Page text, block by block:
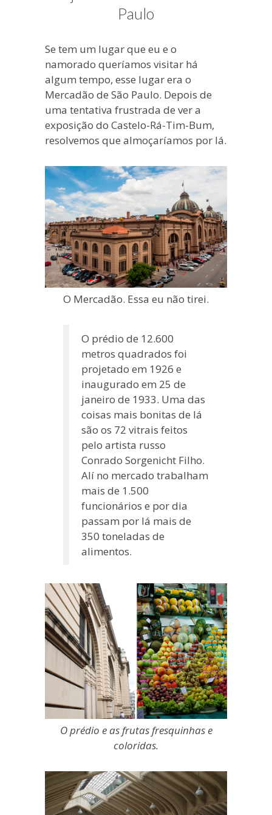
antiga.
Paulo
Se tem um lugar que eu e o
namorado queríamos visitar há
algum tempo, esse lugar era o
Mercadão de São Paulo. Depois de
uma tentativa frustrada de ver a
exposição do Castelo-Rá-Tim-Bum,
resolvemos que almoçaríamos por lá.
O Mercadão. Essa eu não tirei.
O prédio de 12.600
metros quadrados foi
projetado em 1926 e
inaugurado em 25 de
janeiro de 1933. Uma das
coisas mais bonitas de lá
são os 72 vitrais feitos
pelo artista russo
Conrado Sorgenicht Filho.
Alí no mercado trabalham
mais de 1.500
funcionários e por dia
passam por lá mais de
350 toneladas de
alimentos.
O prédio e as frutas fresquinhas e
coloridas.